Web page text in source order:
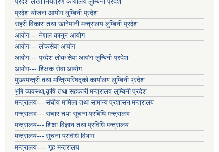
प्रदेश लेखा नियंत्रण कार्यालय लुम्बिनी प्रदेश
प्रदेश योजना आयोग लुम्बिनी प्रदेश
सहरी विकास तथा खानेपानी मन्त्रालय लुम्बिनी प्रदेश
आयोग--- नेपाल कानुन आयोग
आयोग--- लोकसेवा आयोग
आयोग--- प्रदेश लोक सेवा आयोग लुम्बिनी प्रदेश
आयोग--- शिक्षक सेवा आयोग
मुख्यमन्त्री तथा मन्त्रिपरिषद्को कार्यालय लुम्बिनी प्रदेश
भुमि व्यवस्था,कृषि तथा सहकारी मन्त्रालय लुम्बिनी प्रदेश
मन्त्रालय--- संघीय मामिला तथा सामान्य प्रशासन मन्त्रालय
मन्त्रालय--- संचार तथा सूचना प्रविधि मन्त्रालय
मन्त्रालय--- शिक्षा विज्ञान तथा प्रविधि मन्त्रालय
मन्त्रालय--- सुचना प्रविधि विभाग
मन्त्रालय---- गृह मन्त्रालय